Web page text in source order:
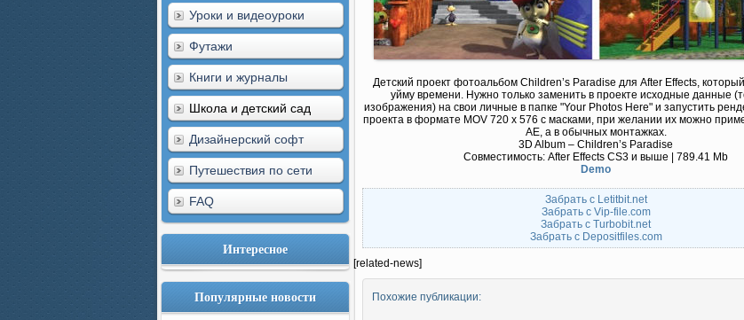
Уроки и видеоуроки
Футажи
Книги и журналы
Школа и детский сад
Дизайнерский софт
Путешествия по сети
FAQ
Интересное
Популярные новости
Детский проект фотоальбом Children’s Paradise для After Effects,
уйму времени. Нужно только заменить в проекте исходные данные
изображения) на свои личные в папке "Your Photos Here" и запустить
проекта в формате MOV 720 x 576 с масками, при желании их можно
АЕ, а в обычных монтажках.
3D Album – Children’s Paradise
Совместимость: After Effects CS3 и выше | 789.41 Mb
Demo
Забрать с Letitbit.net
Забрать с Vip-file.com
Забрать с Turbobit.net
Забрать с Depositfiles.com
[related-news]
Похожие публикации: